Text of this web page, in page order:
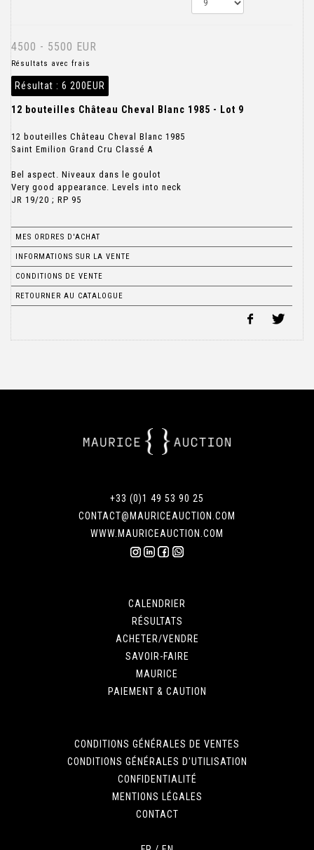
4500 - 5500 EUR
Résultats avec frais
Résultat : 6 200EUR
12 bouteilles Château Cheval Blanc 1985 - Lot 9
12 bouteilles Château Cheval Blanc 1985
Saint Emilion Grand Cru Classé A
Bel aspect. Niveaux dans le goulot
Very good appearance. Levels into neck
JR 19/20 ; RP 95
MES ORDRES D'ACHAT
INFORMATIONS SUR LA VENTE
CONDITIONS DE VENTE
RETOURNER AU CATALOGUE
+33 (0)1 49 53 90 25
CONTACT@MAURICEAUCTION.COM
WWW.MAURICEAUCTION.COM
CALENDRIER
RÉSULTATS
ACHETER/VENDRE
SAVOIR-FAIRE
MAURICE
PAIEMENT & CAUTION
CONDITIONS GÉNÉRALES DE VENTES
CONDITIONS GÉNÉRALES D'UTILISATION
CONFIDENTIALITÉ
MENTIONS LÉGALES
CONTACT